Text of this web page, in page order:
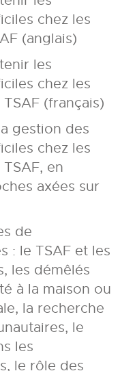
chez les
(anglais)
les
chez les
(français)
gestion des
chez les
en
axées sur
de
: le TSAF et les
les démêlés
à la maison ou
la recherche
le
les
le rôle des